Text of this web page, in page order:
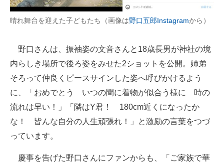
ITエンジニア向け専門サイト
IT製品の技術・比較・事例
製造業のIT導入・活用を支援
モノづくり技術者専門サイト
エレクトロニクス専門サイト
晴れ舞台を迎えた子どもたち（画像は野口五郎Instagramから）
野口さんは、振袖姿の文音さんと18歳長男が神社の境
内らしき場所で後ろ姿をみせた2ショットを公開。姉弟
そろって仲良くピースサインした姿へ呼びかけるよう
に、「おめでとう いつの間に着物が似合う様に 時の
流れは早い！」「隣はY君！ 180cm近くになったか
な！ 皆んな自分の人生頑張れ！」と激励の言葉をつづ
っています。
慶事を告げた野口さんにファンからも、「ご家族で華